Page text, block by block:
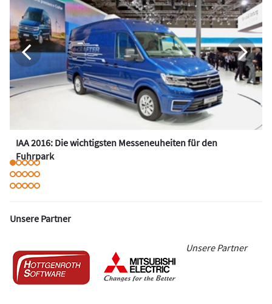
IAA 2016: Die wichtigsten Messeneuheiten für den
Fuhrpark
Unsere Partner
Unsere Partner